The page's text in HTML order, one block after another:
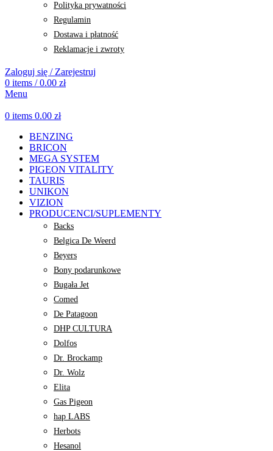
Polityka prywatności
Regulamin
Dostawa i płatność
Reklamacje i zwroty
Zaloguj się / Zarejestruj
0 items / 0.00 zł
Menu
0 items 0.00 zł
BENZING
BRICON
MEGA SYSTEM
PIGEON VITALITY
TAURIS
UNIKON
VIZION
PRODUCENCI/SUPLEMENTY
Backs
Belgica De Weerd
Beyers
Bony podarunkowe
Bugała Jet
Comed
De Patagoon
DHP CULTURA
Dolfos
Dr. Brockamp
Dr. Wolz
Elita
Gas Pigeon
hap LABS
Herbots
Hesanol